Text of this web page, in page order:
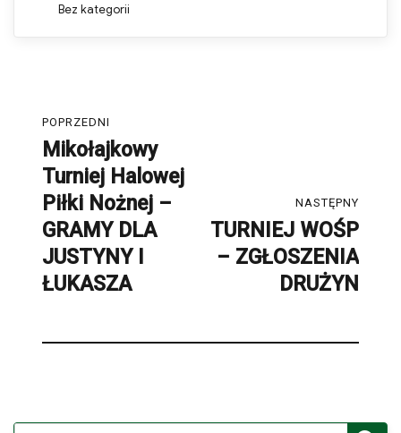
Bez kategorii
wpisu
POPRZEDNI
Poprzedni
post:
Mikołajkowy
Turniej Halowej
Piłki Nożnej –
GRAMY DLA
JUSTYNY I
ŁUKASZA
NASTĘPNY
Następny
post:
TURNIEJ WOŚP
– ZGŁOSZENIA
DRUŻYN